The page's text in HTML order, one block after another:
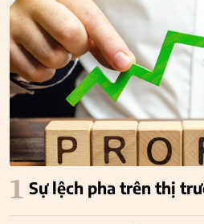
1 Sự lệch pha trên thị